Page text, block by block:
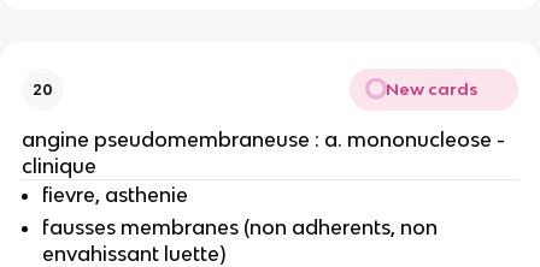
20 New cards
angine pseudomembraneuse : a. mononucleose -
clinique
fievre, asthenie
fausses membranes (non adherents, non
envahissant luette)